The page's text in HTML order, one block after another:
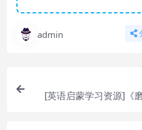
admin
[英语启蒙学习资源]《